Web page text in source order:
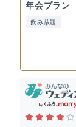
年会プラン
飲み放題